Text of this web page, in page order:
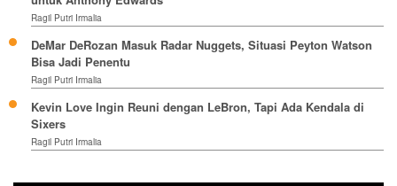
Ragil Putri Irmalia
DeMar DeRozan Masuk Radar Nuggets, Situasi Peyton Watson
Bisa Jadi Penentu
Ragil Putri Irmalia
Kevin Love Ingin Reuni dengan LeBron, Tapi Ada Kendala di
Sixers
Ragil Putri Irmalia